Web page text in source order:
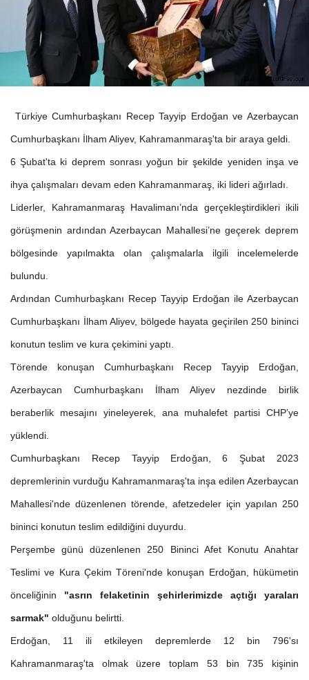
Türkiye Cumhurbaşkanı Recep Tayyip Erdoğan ve Azerbaycan
Cumhurbaşkanı İlham Aliyev, Kahramanmaraş'ta bir araya geldi.
6 Şubat'ta ki deprem sonrası yoğun bir şekilde yeniden inşa ve
ihya çalışmaları devam eden Kahramanmaraş, iki lideri ağırladı.
Liderler, Kahramanmaraş Havalimanı’nda gerçekleştirdikleri ikili
görüşmenin ardından Azerbaycan Mahallesi’ne geçerek deprem
bölgesinde yapılmakta olan çalışmalarla ilgili incelemelerde
bulundu.
Ardından Cumhurbaşkanı Recep Tayyip Erdoğan ile Azerbaycan
Cumhurbaşkanı İlham Aliyev, bölgede hayata geçirilen 250 bininci
konutun teslim ve kura çekimini yaptı.
Törende konuşan Cumhurbaşkanı Recep Tayyip Erdoğan,
Azerbaycan Cumhurbaşkanı İlham Aliyev nezdinde birlik
beraberlik mesajını yineleyerek, ana muhalefet partisi CHP’ye
yüklendi.
Cumhurbaşkanı Recep Tayyip Erdoğan, 6 Şubat 2023
depremlerinin vurduğu Kahramanmaraş'ta inşa edilen Azerbaycan
Mahallesi'nde düzenlenen törende, afetzedeler için yapılan 250
bininci konutun teslim edildiğini duyurdu.
Perşembe günü düzenlenen 250 Bininci Afet Konutu Anahtar
Teslimi ve Kura Çekim Töreni'nde konuşan Erdoğan, hükümetin
önceliğinin "asrın felaketinin şehirlerimizde açtığı yaraları
sarmak" olduğunu belirtti.
Erdoğan, 11 ili etkileyen depremlerde 12 bin 796'sı
Kahramanmaraş'ta olmak üzere toplam 53 bin 735 kişinin